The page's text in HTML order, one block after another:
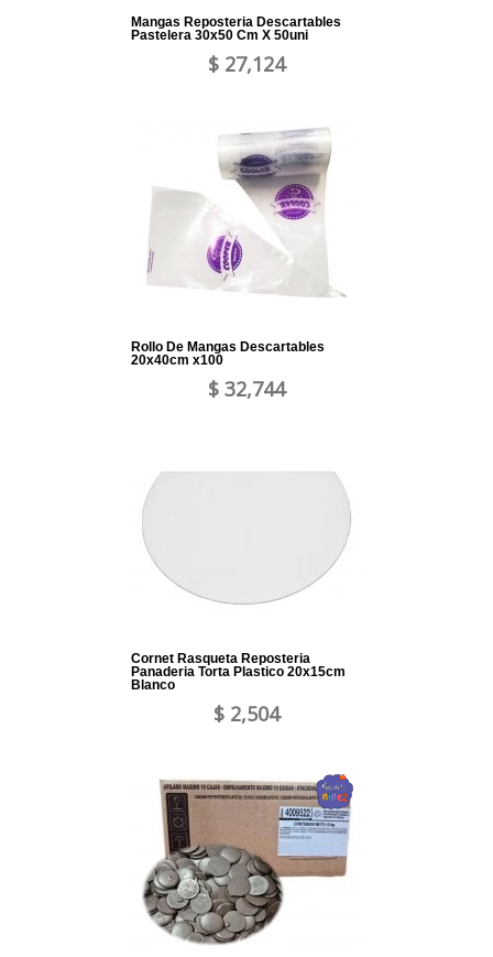
Mangas Reposteria Descartables
Pastelera 30x50 Cm X 50uni
$ 27,124
Rollo De Mangas Descartables
20x40cm x100
$ 32,744
Cornet Rasqueta Reposteria
Panaderia Torta Plastico 20x15cm
Blanco
$ 2,504